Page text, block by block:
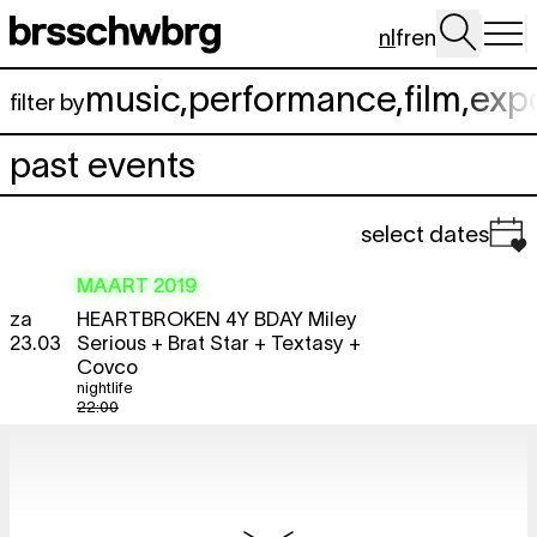
Spring naar hoofdinhoud
nlfren
filter bymusic,performance,film,
past events
select dates
MAART 2019
za
23.03
HEARTBROKEN 4Y BDAY Miley
Serious + Brat Star + Textasy +
Covco
22:00
nightlife